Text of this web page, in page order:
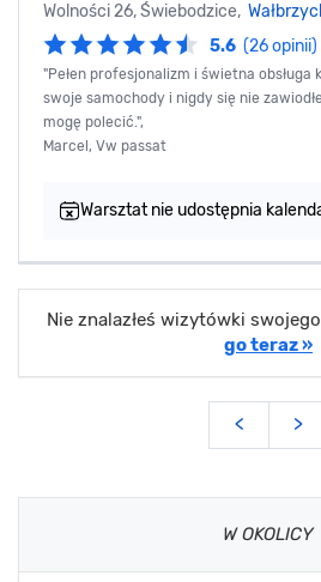
Wolności 26, Świebodzice,
5.6 (26 opinii)
"Pełen profesjonalizm i świetna
swoje samochody i nigdy się nie
mogę polecić.",
Marcel, Vw passat
Warsztat nie udostępnia
Nie znalazłeś wizytówki
go teraz »
< >
W OKOLICY